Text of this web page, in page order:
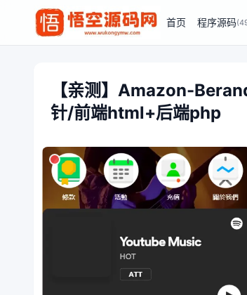
首页 程序源码
【亲测】Amazon-
针/前端html+后端php